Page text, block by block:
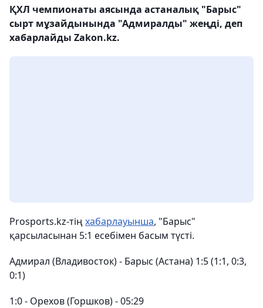
ҚХЛ чемпионаты аясында астаналық "Барыс"
сырт мұзайдынында "Адмиралды" жеңді, деп
хабарлайды Zakon.kz.
Prosports.kz-тің хабарлауынша, "Барыс"
қарсыласынан 5:1 есебімен басым түсті.
Адмирал (Владивосток) - Барыс (Астана) 1:5 (1:1, 0:3,
0:1)
1:0 - Орехов (Горшков) - 05:29